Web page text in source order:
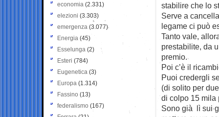
stabilire che lo
Serve a
legame ci può
Tanto vale,
prestabilite, da
premio.
Poi c’è il
Puoi credergli
(di solito per
di colpo 15 mila
Sono già lì sui
economia (2.331)
elezioni (3.303)
emergenza (3.077)
Energia (45)
Esselunga (2)
Esteri (784)
Eugenetica (3)
Europa (1.314)
Fassino (13)
federalismo (167)